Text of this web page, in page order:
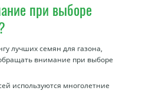
при выборе
лучших семян для газона,
внимание при выборе
используются многолетние